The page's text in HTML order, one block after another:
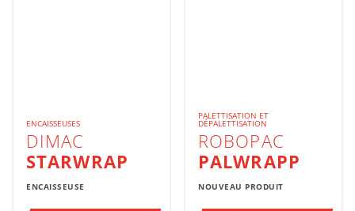
ENCAISSEUSES
DIMAC
STARWRAP
ENCAISSEUSE
PALETTISATION ET
DÉPALETTISATION
ROBOPAC
PALWRAPP
NOUVEAU PRODUIT